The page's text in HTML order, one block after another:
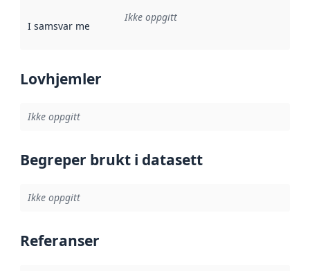
I samsvar med Referanse til en implementasjonsregel
Ikke oppgitt
Lovhjemler
Ikke oppgitt
Begreper brukt i datasett
Ikke oppgitt
Referanser